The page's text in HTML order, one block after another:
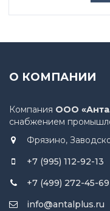
О КОМПАНИИ
Компания ООО
снабжением
Фрязино,
+7 (995) 112-92-13
+7 (499) 272-45-69
info@antalplus.ru